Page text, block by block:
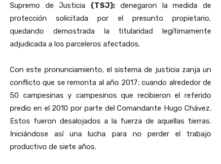
Supremo de Justicia (TSJ); denegaron la medida de
protección solicitada por el presunto propietario,
quedando demostrada la titularidad legítimamente
adjudicada a los parceleros afectados.
Con este pronunciamiento, el sistema de justicia zanja un
conflicto que se remonta al año 2017; cuando alrededor de
50 campesinas y campesinos que recibieron el referido
predio en el 2010 por parte del Comandante Hugo Chávez.
Estos fueron desalojados a la fuerza de aquellas tierras.
Iniciándose así una lucha para no perder el trabajo
productivo de siete años.